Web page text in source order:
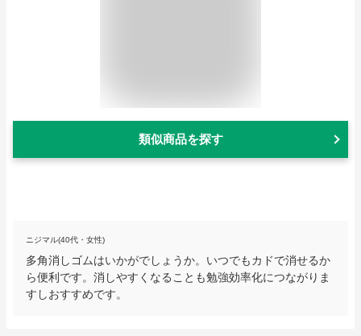
類似商品を探す
ニジマル(40代・女性)
多角消しゴムはいかがでしょうか。いつでもカドで消せるか
ら便利です。消しやすくなることも勉強効率化につながりま
すしおすすめです。